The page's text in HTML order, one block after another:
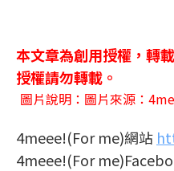
本文章為創用授權，轉
授權請勿轉載。
圖片說明：圖片來源：
4meee!(For me)網站
4meee!(For